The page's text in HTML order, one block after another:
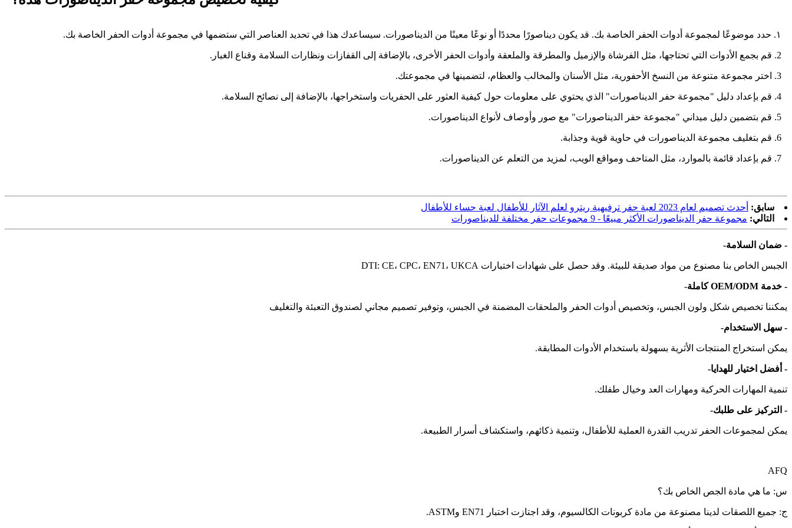
١. حدد موضوعًا لمجموعة أدوات الحفر الخاصة بك. قد يكون ديناصورًا محددًا أو نوعًا معينًا من الديناصورات. سيساعدك هذا في تحديد العناصر التي ستضمها في مجموعة أدوات الحفر الخاصة بك.
2. قم بجمع الأدوات التي تحتاجها، مثل الفرشاة والإزميل والمطرقة والملعقة وأدوات الحفر الأخرى، بالإضافة إلى القفازات ونظارات السلامة وقناع الغبار.
3. اختر مجموعة متنوعة من النسخ الأحفورية، مثل الأسنان والمخالب والعظام، لتضمينها في مجموعتك.
4. قم بإعداد دليل "مجموعة حفر الديناصورات" الذي يحتوي على معلومات حول كيفية العثور على الحفريات واستخراجها، بالإضافة إلى نصائح السلامة.
5. قم بتضمين دليل ميداني "مجموعة حفر الديناصورات" مع صور وأوصاف لأنواع الديناصورات.
6. قم بتغليف مجموعة الديناصورات في حاوية قوية وجذابة.
7. قم بإعداد قائمة بالموارد، مثل المتاحف ومواقع الويب، لمزيد من التعلم عن الديناصورات.
سابق: أحدث تصميم لعام 2023 لعبة حفر ترفيهية ريترو لعلم الآثار للأطفال لعبة حساء للأطفال
التالي: مجموعة حفر الديناصورات الأكثر مبيعًا - 9 مجموعات حفر مختلفة للديناصورات
- ضمان السلامة-
الجبس الخاص بنا مصنوع من مواد صديقة للبيئة. وقد حصل على شهادات اختبارات DTI: CE، CPC، EN71، UKCA
- خدمة OEM/ODM كاملة -
يمكننا تخصيص شكل ولون الجبس، وتخصيص أدوات الحفر والملحقات المضمنة في الجبس، وتوفير تصميم مجاني لصندوق التعبئة والتغليف
- سهل الاستخدام-
يمكن استخراج المنتجات الأثرية بسهولة باستخدام الأدوات المطابقة.
- أفضل اختيار للهدايا-
تنمية المهارات الحركية ومهارات العد وخيال طفلك.
- التركيز على طلبك-
يمكن لمجموعات الحفر تدريب القدرة العملية للأطفال، وتنمية ذكائهم، واستكشاف أسرار الطبيعة.
AFQ
س: ما هي مادة الجص الخاص بك؟
ج: جميع اللصقات لدينا مصنوعة من مادة كربونات الكالسيوم، وقد اجتازت اختبار EN71 وASTM.